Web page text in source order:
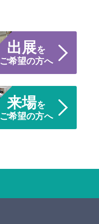
出展を
ご希望の方へ
来場を
ご希望の方へ